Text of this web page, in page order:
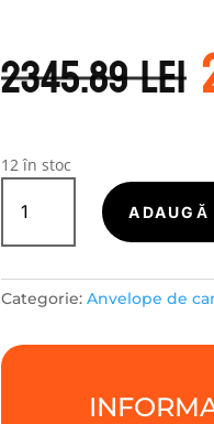
2345.89lei
12 în stoc
Cantitate
KUMHO-
CAMIOANE
315/80R22.5
156/150L
ADAUGĂ
Categorie: Anvelope de